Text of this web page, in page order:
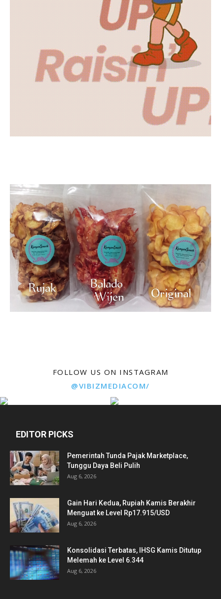
FOLLOW US ON INSTAGRAM
@VIBIZMEDIACOM/
EDITOR PICKS
Pemerintah Tunda Pajak Marketplace,
Tunggu Daya Beli Pulih
Aug 6, 2026
Gain Hari Kedua, Rupiah Kamis Berakhir
Menguat ke Level Rp17.915/USD
Aug 6, 2026
Konsolidasi Terbatas, IHSG Kamis Ditutup
Melemah ke Level 6.344
Aug 6, 2026